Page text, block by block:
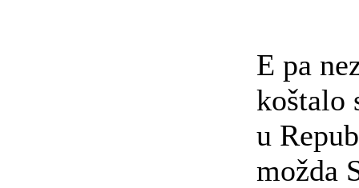
E pa
koštalo
u
možda